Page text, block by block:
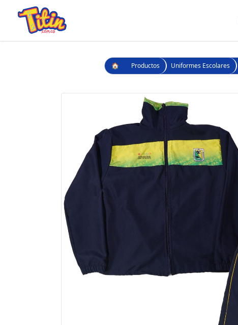
🏠 Productos Uniformes Escolares